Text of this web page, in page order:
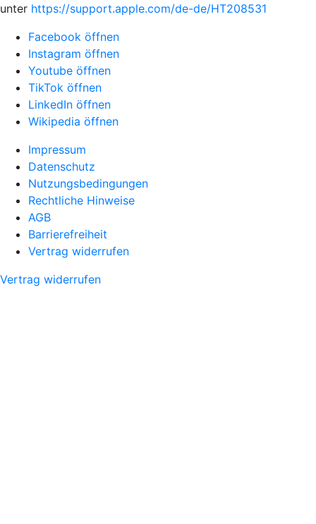
unter https://support.apple.com/de-de/HT208531
Facebook öffnen
Instagram öffnen
Youtube öffnen
TikTok öffnen
LinkedIn öffnen
Wikipedia öffnen
Impressum
Datenschutz
Nutzungsbedingungen
Rechtliche Hinweise
AGB
Barrierefreiheit
Vertrag widerrufen
Vertrag widerrufen